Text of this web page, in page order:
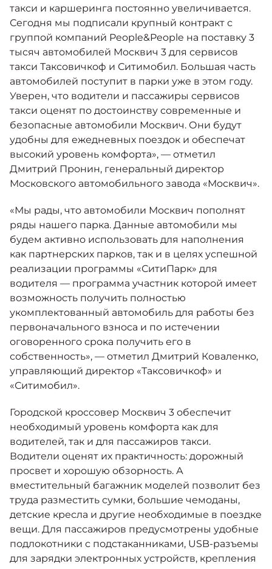
такси и каршеринга постоянно увеличивается.
Сегодня мы подписали крупный контракт с
группой компаний People&People на поставку 3
тысяч автомобилей Москвич 3 для сервисов
такси Таксовичкоф и Ситимобил. Большая часть
автомобилей поступит в парки уже в этом году.
Уверен, что водители и пассажиры сервисов
такси оценят по достоинству современные и
безопасные автомобили Москвич. Они будут
удобны для ежедневных поездок и обеспечат
высокий уровень комфорта», — отметил
Дмитрий Пронин, генеральный директор
Московского автомобильного завода «Москвич».
«Мы рады, что автомобили Москвич пополнят
ряды нашего парка. Данные автомобили мы
будем активно использовать для наполнения
как партнерских парков, так и в целях успешной
реализации программы «СитиПарк» для
водителя — программа участник которой имеет
возможность получить полностью
укомплектованный автомобиль для работы без
первоначального взноса и по истечении
оговоренного срока получить его в
собственность», — отметил Дмитрий Коваленко,
управляющий директор «Таксовичкоф» и
«Ситимобил».
Городской кроссовер Москвич 3 обеспечит
необходимый уровень комфорта как для
водителей, так и для пассажиров такси.
Водители оценят их практичность: дорожный
просвет и хорошую обзорность. А
вместительный багажник моделей позволит без
труда разместить сумки, большие чемоданы,
детские кресла и другие необходимые в поездке
вещи. Для пассажиров предусмотрены удобные
подлокотники с подстаканниками, USB-разъемы
для зарядки электронных устройств, крепления